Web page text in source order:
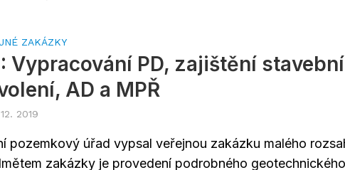
ZAKÁZKY
Vypracování PD, zajištění
AD a MPŘ
2019
pozemkový úřad vypsal veřejnou zakázku malého
zakázky je provedení podrobného